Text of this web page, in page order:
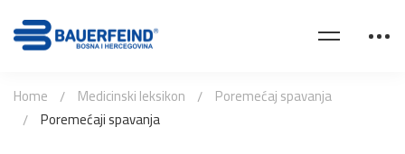
Home Medicinski leksikon
Poremećaj spavanja
Poremećaji spavanja